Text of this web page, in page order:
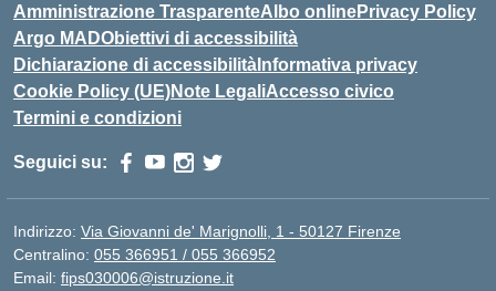
Amministrazione TrasparenteAlbo onlinePrivacy Policy
Argo MADObiettivi di accessibilità
Dichiarazione di accessibilità Informativa privacy
Cookie Policy (UE)Note LegaliAccesso civico
Termini e condizioni
Seguici su:
Indirizzo: Via Giovanni de' Marignolli, 1 - 50127 Firenze
Centralino: 055 366951 / 055 366952
Email: fips030006@istruzione.it